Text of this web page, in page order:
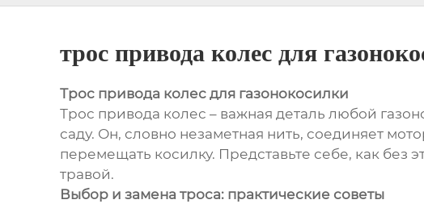
трос привода колес для
Трос привода колес для газонокосилки
Трос привода колес – важная деталь любой
саду. Он, словно незаметная нить, соединяет
перемещать косилку. Представьте себе, как без
травой.
Выбор и замена троса: практические советы